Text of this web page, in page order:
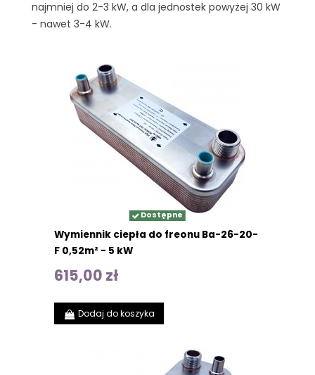
najmniej do 2-3 kW, a dla jednostek powyżej 30 kW
- nawet 3-4 kW.
Dostępne
Wymiennik ciepła do freonu Ba-26-20-
F 0,52m² - 5 kW
615,00 zł
Dodaj do koszyka